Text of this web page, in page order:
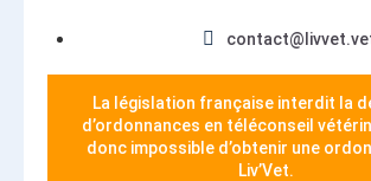
La législation française interdit la
d’ordonnances en téléconseil
donc impossible d’obtenir une
Liv’Vet.